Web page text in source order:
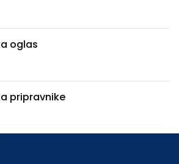
oglas
pripravnike